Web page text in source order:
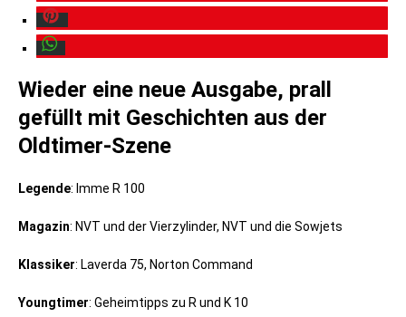
Wieder eine neue Ausgabe, prall
gefüllt mit Geschichten aus der
Oldtimer-Szene
Legende: Imme R 100
Magazin: NVT und der Vierzylinder, NVT und die Sowjets
Klassiker: Laverda 75, Norton Command
Youngtimer: Geheimtipps zu R und K 10